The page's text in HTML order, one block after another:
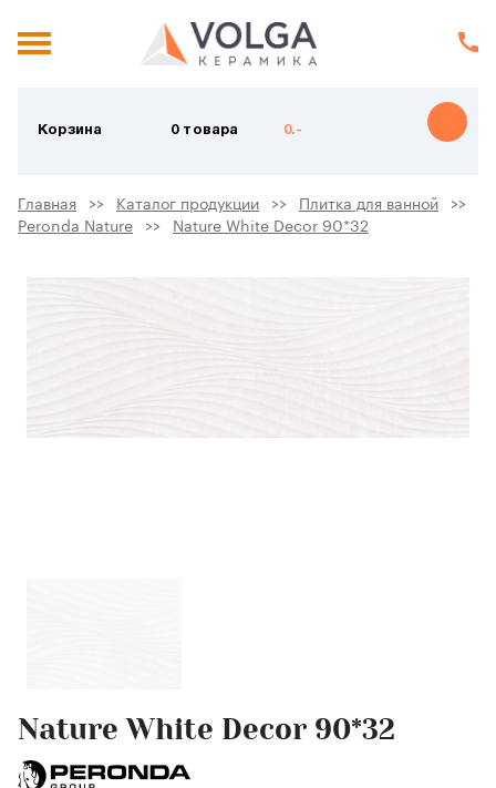
Корзина 0 товара 0.-
Главная Каталог продукции
Плитка для ванной
Peronda Nature
Nature White Decor 90*32
Nature White Decor 90*32